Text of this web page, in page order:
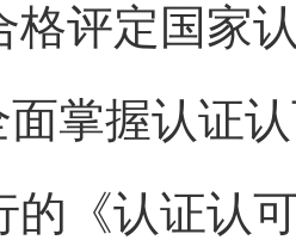
格评定国家
面掌握认证
的《认证认